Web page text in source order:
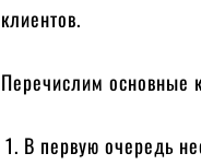
клиентов.
Перечислим основные
В первую очередь